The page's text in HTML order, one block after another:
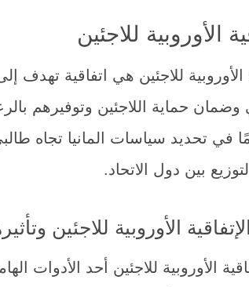
الأوروبية للاجئين
الأوروبية للاجئين هي اتفاقية
وضمان حماية اللاجئين وتوفيرهم
في تحديد سياسات المانيا تجاه
بين دول الاتحاد.
الأوروبية للاجئين
الأوروبية للاجئين أحد الأدوات